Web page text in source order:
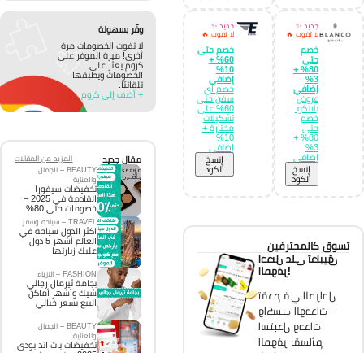
جديد ✨
لا تفوت 🔥
خصم
حتى
80% +
3%
إضافي
عروض
بلانكو:
خصم
حتى
80% +
3%
إضافي
إِنسخ
الكود
جديد ✨
لا تفوت 🔥
خصم حتى
60% +
10%
إضافي
خصم اي
سفن حتى
60% على
تشكيلات
مختارة +
10%
إضافي
إِنسخ
الكود
تسوق كالمحترفين
احصل على تطبيق
الموفر!
تقدم في المراحل
واكسب الوحدات -
استبدل وحدات
الموفر بقسائم
وفّر بسهولة
لا تفوت الخصومات مرة
أخرى! ميزة الموفر على
كروم يعثر على
الخصومات ويطبقها
تلقائيًا.
+ أضف إلى كروم
مقال جديد
المزيد من المقالات
BEAUTY – الجمال
والعناية
تخفيضات سيفورا
القادمة في 2025 –
خصومات حتى 80%
TRAVEL – سياحة وسفر
اكثر الدول سياحة في
العالم أشهر 5 دول
عليك زيارتها
FASHION – الازياء
بجامة ثيرمال رجالي
شيك وأشهر أماكن
البيع بسعر خيالي
BEAUTY – الجمال
والعناية
تخفيضات باث اند بودي